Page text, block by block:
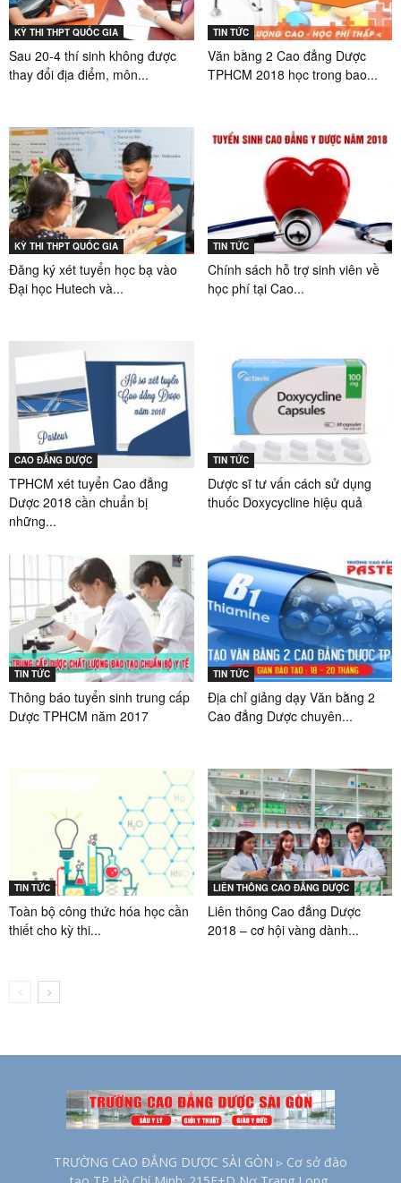
KỲ THI THPT QUỐC GIA
Sau 20-4 thí sinh không được
thay đổi địa điểm, môn...
TIN TỨC
Văn bằng 2 Cao đẳng Dược
TPHCM 2018 học trong bao...
KỲ THI THPT QUỐC GIA
Đăng ký xét tuyển học bạ vào
Đại học Hutech và...
TIN TỨC
Chính sách hỗ trợ sinh viên về
học phí tại Cao...
CAO ĐẲNG DƯỢC
TPHCM xét tuyển Cao đẳng
Dược 2018 cần chuẩn bị
những...
TIN TỨC
Dược sĩ tư vấn cách sử dụng
thuốc Doxycycline hiệu quả
TIN TỨC
Thông báo tuyển sinh trung cấp
Dược TPHCM năm 2017
TIN TỨC
Địa chỉ giảng dạy Văn bằng 2
Cao đẳng Dược chuyên...
TIN TỨC
Toàn bộ công thức hóa học cần
thiết cho kỳ thi...
LIÊN THÔNG CAO ĐẲNG DƯỢC
Liên thông Cao đẳng Dược
2018 – cơ hội vàng dành...
TRƯỜNG CAO ĐẲNG DƯỢC SÀI GÒN ▹ Cơ sở đào